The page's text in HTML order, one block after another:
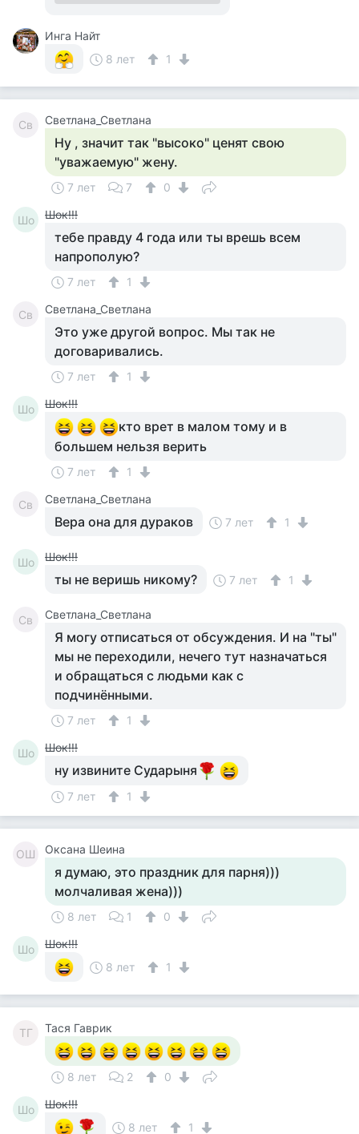
Инга Найт
8 лет
1
Св Светлана_Светлана
Ну , значит так "высоко" ценят свою
"уважаемую" жену.
7 лет 7 0
Шо Шок!!!
тебе правду 4 года или ты врешь всем
напрополую?
7 лет 1
Св Светлана_Светлана
Это уже другой вопрос. Мы так не
договаривались.
7 лет 1
Шо Шок!!!
кто врет в малом тому и в
большем нельзя верить
7 лет 1
Св Светлана_Светлана
Вера она для дураков 7 лет 1
Шо Шок!!!
ты не веришь никому? 7 лет 1
Св Светлана_Светлана
Я могу отписаться от обсуждения. И на "ты"
мы не переходили, нечего тут назначаться
и обращаться с людьми как с
подчинёнными.
7 лет 1
Шо Шок!!!
ну извините Сударыня
7 лет 1
ОШ Оксана Шеина
я думаю, это праздник для парня)))
молчаливая жена)))
8 лет 1 0
Шо
Шок!!!
8 лет
1
ТГ Тася Гаврик
8 лет 2 0
Шо
Шок!!!
8 лет
1